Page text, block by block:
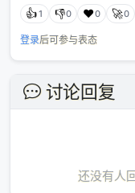
👍1 👎0 ❤️0 🚀0
登录后可参与表态
讨论回复
还没有人